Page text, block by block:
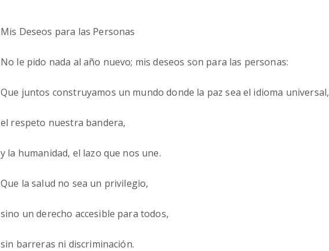
Mis Deseos para las Personas
No le pido nada al año nuevo; mis deseos son para las personas:
Que juntos construyamos un mundo donde la paz sea el idioma universal,
el respeto nuestra bandera,
y la humanidad, el lazo que nos une.
Que la salud no sea un privilegio,
sino un derecho accesible para todos,
sin barreras ni discriminación.